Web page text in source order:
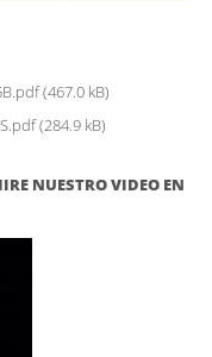
(467.0 kB)
(284.9 kB)
NUESTRO VIDEO EN